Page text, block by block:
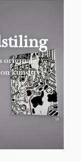
originale
kunsttryk